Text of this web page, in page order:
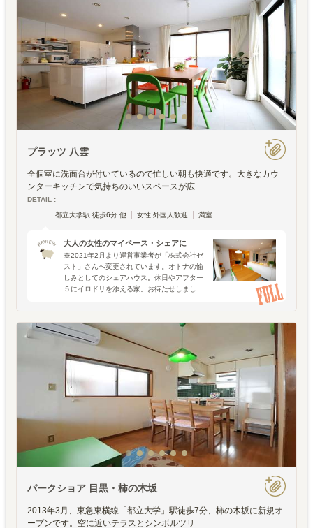
プラッツ 八雲
全個室に洗面台が付いているので忙しい朝も快適です。大きなカウ
ンターキッチンで気持ちのいいスペースが広
DETAIL :
都立大学駅 徒歩6分 他
女性 外国人歓迎 満室
大人の女性のマイペース・シェアに
※2021年2月より運営事業者が「株式会社ゼ
スト」さんへ変更されています。オトナの愉
しみとしてのシェアハウス。休日やアフター
５にイロドリを添える家。お待たせしまし
ラッツ 八雲」に行って来ました。予想通り探
検し甲斐のある
パークショア 目黒・柿の木坂
2013年3月、東急東横線「都立大学」駅徒歩7分、柿の木坂に新規オ
ープンです。空に近いテラスとシンボルツリ